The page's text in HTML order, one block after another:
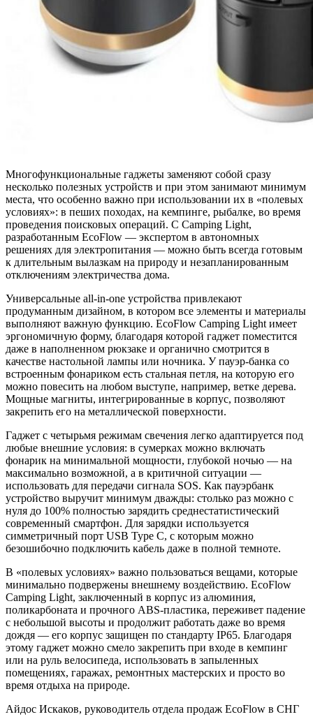
Многофункциональные гаджеты заменяют собой сразу
несколько полезных устройств и при этом занимают минимум
места, что особенно важно при использовании их в «полевых
условиях»: в пеших походах, на кемпинге, рыбалке, во время
проведения поисковых операций. С Camping Light,
разработанным EcoFlow — экспертом в автономных
решениях для электропитания — можно быть всегда готовым
к длительным вылазкам на природу и незапланированным
отключениям электричества дома.
Универсальные all-in-one устройства привлекают
продуманным дизайном, в котором все элементы и материалы
выполняют важную функцию. EcoFlow Camping Light имеет
эргономичную форму, благодаря которой гаджет поместится
даже в наполненном рюкзаке и органично смотрится в
качестве настольной лампы или ночника. У пауэр-банка со
встроенным фонариком есть стальная петля, на которую его
можно повесить на любом выступе, например, ветке дерева.
Мощные магниты, интегрированные в корпус, позволяют
закрепить его на металлической поверхности.
Гаджет с четырьмя режимам свечения легко адаптируется под
любые внешние условия: в сумерках можно включать
фонарик на минимальной мощности, глубокой ночью — на
максимально возможной, а в критичной ситуации —
использовать для передачи сигнала SOS. Как пауэрбанк
устройство выручит минимум дважды: столько раз можно с
нуля до 100% полностью зарядить среднестатистический
современный смартфон. Для зарядки используется
симметричный порт USB Type С, с которым можно
безошибочно подключить кабель даже в полной темноте.
В «полевых условиях» важно пользоваться вещами, которые
минимально подвержены внешнему воздействию. EcoFlow
Camping Light, заключенный в корпус из алюминия,
поликарбоната и прочного ABS-пластика, переживет падение
с небольшой высоты и продолжит работать даже во время
дождя — его корпус защищен по стандарту IP65. Благодаря
этому гаджет можно смело закрепить при входе в кемпинг
или на руль велосипеда, использовать в запыленных
помещениях, гаражах, ремонтных мастерских и просто во
время отдыха на природе.
Айдос Искаков, руководитель отдела продаж EcoFlow в СНГ